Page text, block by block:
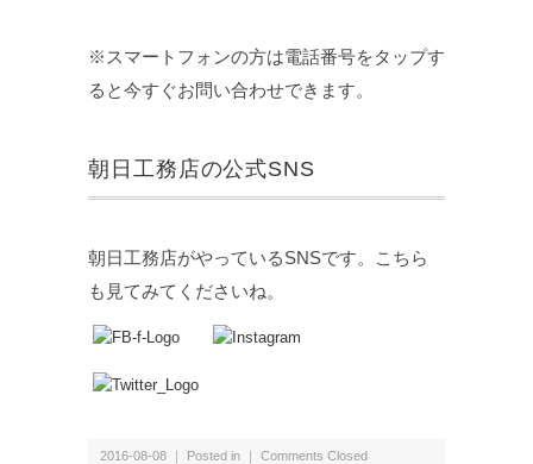
※スマートフォンの方は電話番号をタップす
ると今すぐお問い合わせできます。
朝日工務店の公式SNS
朝日工務店がやっているSNSです。こちら
も見てみてくださいね。
2016-08-08 ｜ Posted in ｜ Comments Closed